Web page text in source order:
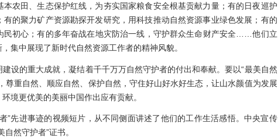
农田、生态保护红线，为夯实国家粮食安全根基贡献力量；有的日夜巡护
的聚力矿产资源勘探开发研究，用科技推动自然资源事业绿色发展；有的
民初心；有的多年奋战在地灾防治一线，守护群众生命财产安全……他们立
集中展现了新时代自然资源工作者的精神风貌。
设的重大成就，凝结着千千万万自然守护者的付出和奉献。要以“最美自然
尊重自然、顺应自然、保护自然，守住好山好水好生态，让山水颜值为发展
境更优美的美丽中国作出应有贡献。
”先进事迹的视频短片，从不同侧面讲述了他们的工作生活感悟。中央宣传
然守护者”证书。